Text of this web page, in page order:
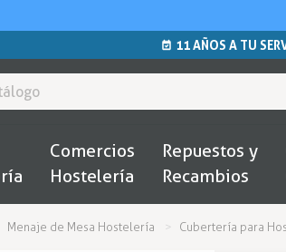
11 AÑOS A TU
Comercios
Hostelería
Repuestos y
Recambios
Menaje de Mesa Hostelería Cubertería para